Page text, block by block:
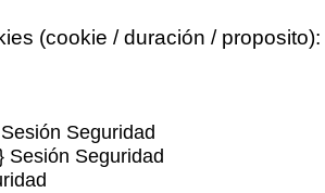
(cookie / duración / proposito):
Seguridad
Sesión Seguridad